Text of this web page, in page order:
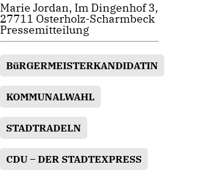
Marie Jordan, Im Dingenhof 3,
27711 Osterholz-Scharmbeck
Pressemitteilung
BüRGERMEISTERKANDIDATIN
KOMMUNALWAHL
STADTRADELN
CDU – DER STADTEXPRESS